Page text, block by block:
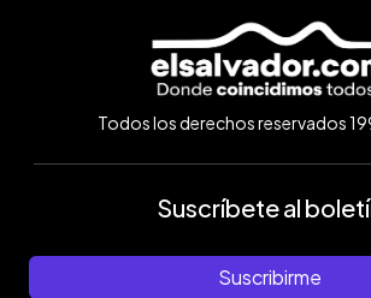
Todos los derechos reservados
Suscríbete al
Suscribirme